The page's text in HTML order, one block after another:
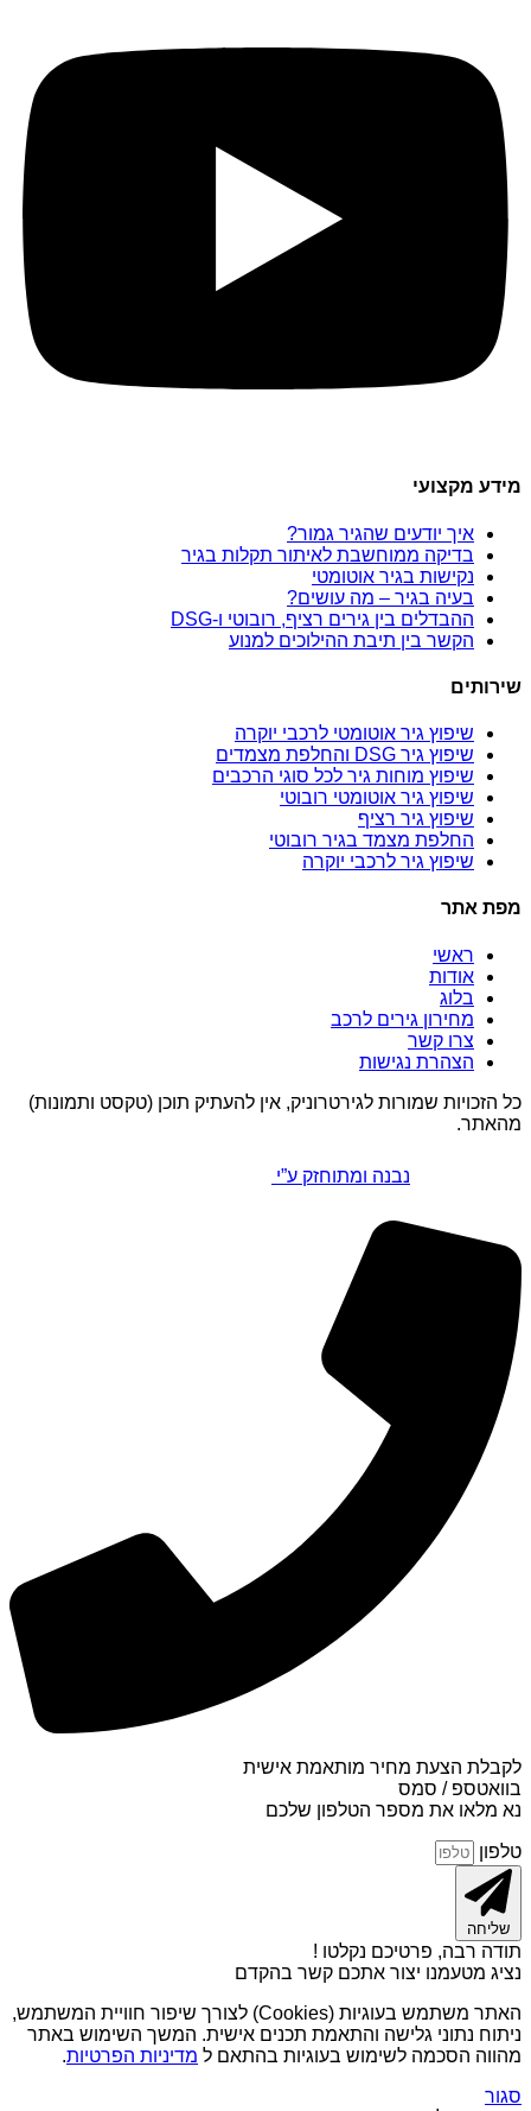
מידע מקצועי
איך יודעים שהגיר גמור?
בדיקה ממוחשבת לאיתור תקלות בגיר
נקישות בגיר אוטומטי
בעיה בגיר – מה עושים?
ההבדלים בין גירים רציף, רובוטי ו-DSG
הקשר בין תיבת ההילוכים למנוע
שירותים
שיפוץ גיר אוטומטי לרכבי יוקרה
שיפוץ גיר DSG והחלפת מצמדים
שיפוץ מוחות גיר לכל סוגי הרכבים
שיפוץ גיר אוטומטי רובוטי
שיפוץ גיר רציף
החלפת מצמד בגיר רובוטי
שיפוץ גיר לרכבי יוקרה
מפת אתר
ראשי
אודות
בלוג
מחירון גירים לרכב
צרו קשר
הצהרת נגישות
כל הזכויות שמורות לגירטרוניק, אין להעתיק תוכן (טקסט ותמונות)
מהאתר.
נבנה ומתוחזק ע”י
לקבלת הצעת מחיר מותאמת אישית
בוואטספ / סמס
נא מלאו את מספר הטלפון שלכם
טלפון
שליחה
תודה רבה, פרטיכם נקלטו !
נציג מטעמנו יצור אתכם קשר בהקדם
האתר משתמש בעוגיות (Cookies) לצורך שיפור חוויית המשתמש,
ניתוח נתוני גלישה והתאמת תכנים אישית. המשך השימוש באתר
מהווה הסכמה לשימוש בעוגיות בהתאם ל מדיניות הפרטיות.
סגור